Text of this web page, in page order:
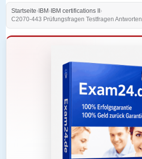
Startseite› IBM › IBM certifications II ›
C2070-443 Prüfungsfragen Testfragen Antworten